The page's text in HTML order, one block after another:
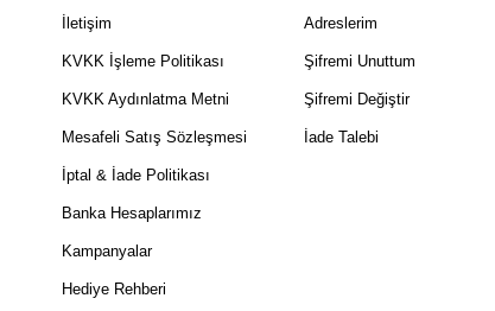
İletişim
KVKK İşleme Politikası
KVKK Aydınlatma Metni
Mesafeli Satış Sözleşmesi
İptal & İade Politikası
Banka Hesaplarımız
Kampanyalar
Hediye Rehberi
Adreslerim
Şifremi Unuttum
Şifremi Değiştir
İade Talebi